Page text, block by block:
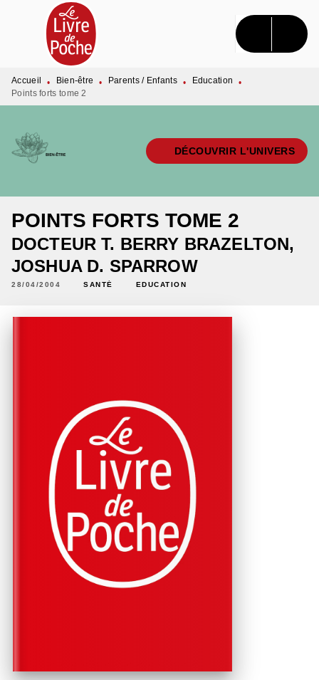
MENU RECHERCHE CONTENU
PIED DE PAGE
Accueil • Bien-être • Parents / Enfants • Education
•
Points forts tome 2
DÉCOUVRIR L'UNIVERS
POINTS FORTS TOME 2
DOCTEUR T. BERRY BRAZELTON,
JOSHUA D. SPARROW
28/04/2004 SANTÉ EDUCATION